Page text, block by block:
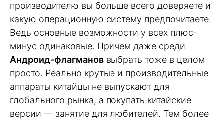
производителю вы больше всего доверяете и
какую операционную систему предпочитаете.
Ведь основные возможности у всех плюс-
минус одинаковые. Причем даже среди
Андроид-флагманов выбрать тоже в целом
просто. Реально крутые и производительные
аппараты китайцы не выпускают для
глобального рынка, а покупать китайские
версии — занятие для любителей. Тем более